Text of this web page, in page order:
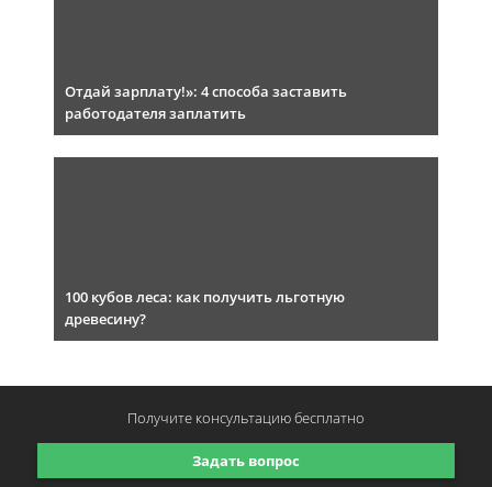
Отдай зарплату!»: 4 способа заставить
работодателя заплатить
100 кубов леса: как получить льготную
древесину?
Задать вопрос
Получите консультациюбесплатно